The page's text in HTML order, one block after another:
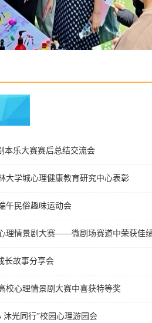
本乐大赛赛后总结交流会
大学城心理健康教育研究中心表彰
午民俗趣味运动会
理情景剧大赛——微剧场赛道中荣获佳
长故事分享会
校心理情景剧大赛中喜获特等奖
沐光同行”校园心理游园会